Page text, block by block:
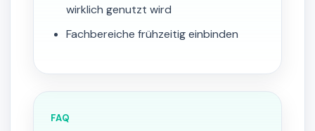
wirklich genutzt wird
Fachbereiche frühzeitig einbinden
FAQ